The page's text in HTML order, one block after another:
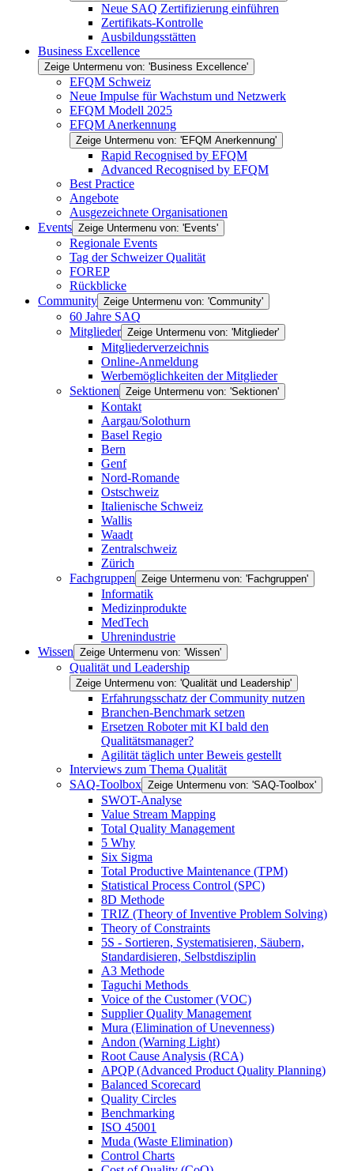
Neue SAQ Zertifizierung einführen
Zertifikats-Kontrolle
Ausbildungsstätten
Business Excellence
Zeige Untermenu von: 'Business Excellence'
EFQM Schweiz
Neue Impulse für Wachstum und Netzwerk
EFQM Modell 2025
EFQM Anerkennung
Zeige Untermenu von: 'EFQM Anerkennung'
Rapid Recognised by EFQM
Advanced Recognised by EFQM
Best Practice
Angebote
Ausgezeichnete Organisationen
Events Zeige Untermenu von: 'Events'
Regionale Events
Tag der Schweizer Qualität
FOREP
Rückblicke
Community Zeige Untermenu von: 'Community'
60 Jahre SAQ
Mitglieder Zeige Untermenu von: 'Mitglieder'
Mitgliederverzeichnis
Online-Anmeldung
Werbemöglichkeiten der Mitglieder
Sektionen Zeige Untermenu von: 'Sektionen'
Kontakt
Aargau/Solothurn
Basel Regio
Bern
Genf
Nord-Romande
Ostschweiz
Italienische Schweiz
Wallis
Waadt
Zentralschweiz
Zürich
Fachgruppen Zeige Untermenu von: 'Fachgruppen'
Informatik
Medizinprodukte
MedTech
Uhrenindustrie
Wissen Zeige Untermenu von: 'Wissen'
Qualität und Leadership
Zeige Untermenu von: 'Qualität und Leadership'
Erfahrungsschatz der Community nutzen
Branchen-Benchmark setzen
Ersetzen Roboter mit KI bald den
Qualitätsmanager?
Agilität täglich unter Beweis gestellt
Interviews zum Thema Qualität
SAQ-Toolbox Zeige Untermenu von: 'SAQ-Toolbox'
SWOT-Analyse
Value Stream Mapping
Total Quality Management
5 Why
Six Sigma
Total Productive Maintenance (TPM)
Statistical Process Control (SPC)
8D Methode
TRIZ (Theory of Inventive Problem Solving)
Theory of Constraints
5S - Sortieren, Systematisieren, Säubern,
Standardisieren, Selbstdisziplin
A3 Methode
Taguchi Methods
Voice of the Customer (VOC)
Supplier Quality Management
Mura (Elimination of Unevenness)
Andon (Warning Light)
Root Cause Analysis (RCA)
APQP (Advanced Product Quality Planning)
Balanced Scorecard
Quality Circles
Benchmarking
ISO 45001
Muda (Waste Elimination)
Control Charts